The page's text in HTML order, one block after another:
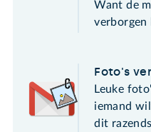
Want de
verborgen
Foto's
Leuke
iemand
dit